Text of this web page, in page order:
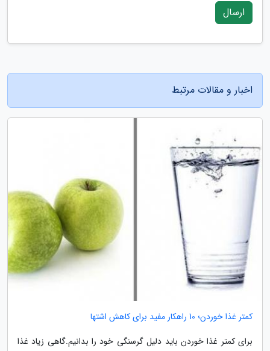
ارسال
اخبار و مقالات مرتبط
کمتر غذا خوردن؛ 10 راهکار مفید برای کاهش اشتها
برای کمتر غذا خوردن باید دلیل گرسنگی خود را بدانیم.گاهی زیاد غذا